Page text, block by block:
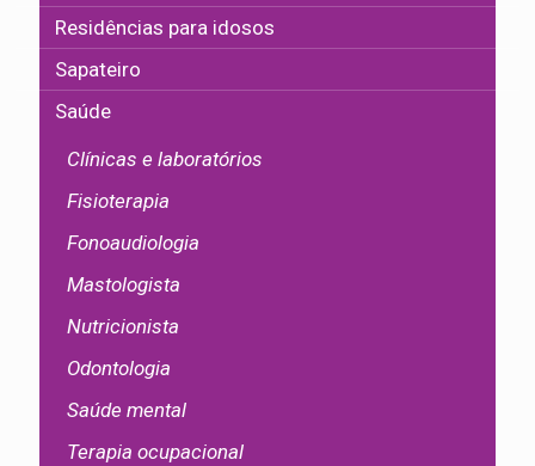
Residências para idosos
Sapateiro
Saúde
Clínicas e laboratórios
Fisioterapia
Fonoaudiologia
Mastologista
Nutricionista
Odontologia
Saúde mental
Terapia ocupacional